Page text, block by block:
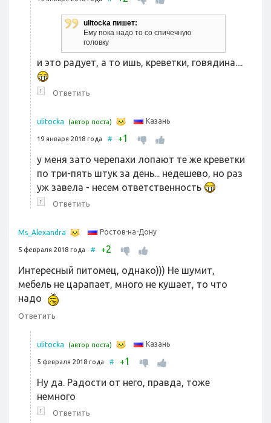
ulitocka пишет:
Ему пока надо то со спичечную
головку
и это радует, а то ишь, креветки, говядина....
↑ Ответить
ulitocka (автор поста) Казань
19 января 2018 года # +1
у меня зато черепахи лопают те же креветки
по три-пять штук за день... недешево, но раз
уж завела - несем ответственность
↑ Ответить
Ms_Alexandra Ростов-на-Дону
5 февраля 2018 года # +2
Интересный питомец, однако))) Не шумит,
мебель не царапает, много не кушает, то что
надо
Ответить
ulitocka (автор поста) Казань
5 февраля 2018 года # +1
Ну да. Радости от него, правда, тоже
немного
↑ Ответить